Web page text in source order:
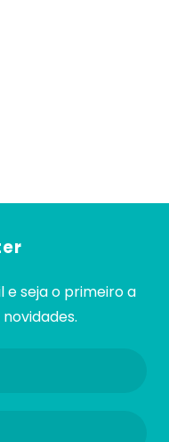
seja o primeiro a